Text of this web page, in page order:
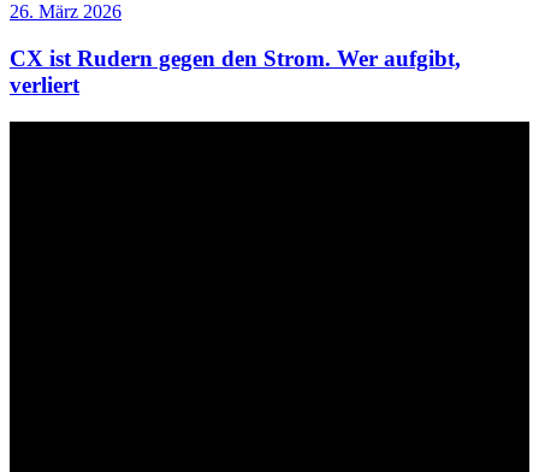
26. März 2026
CX ist Rudern gegen den Strom. Wer aufgibt,
verliert